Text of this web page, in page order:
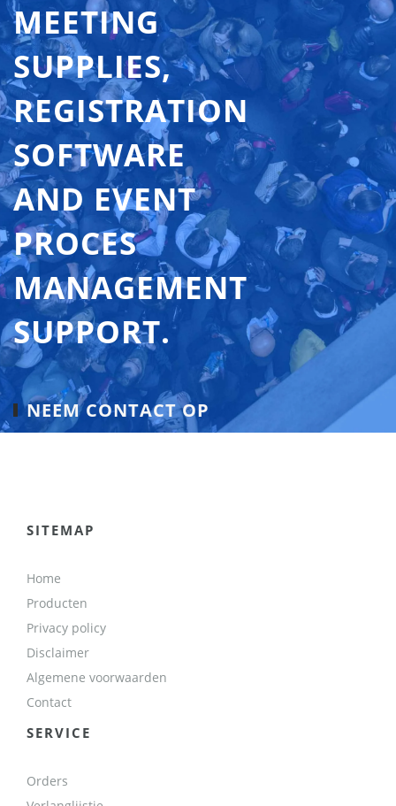
MEETING
SUPPLIES,
REGISTRATION
SOFTWARE
AND EVENT
PROCES
MANAGEMENT
SUPPORT.
NEEM CONTACT OP
SITEMAP
Home
Producten
Privacy policy
Disclaimer
Algemene voorwaarden
Contact
SERVICE
Orders